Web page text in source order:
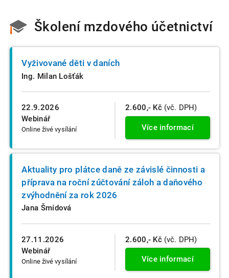
Školení mzdového účetnictví
22.9.2026
Webinář
Online živé vysílání
Vyživované děti v daních
Ing. Milan Lošťák
2.600,- Kč (vč. DPH)
Více informací
27.11.2026
Webinář
Online živé vysílání
Aktuality pro plátce daně ze závislé činnosti a
příprava na roční zúčtování záloh a daňového
zvýhodnění za rok 2026
Jana Šmídová
2.600,- Kč (vč. DPH)
Více informací